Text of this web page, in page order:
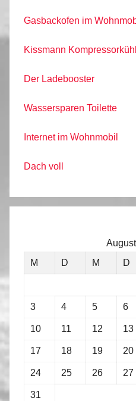
Gasbackofen im
Kissmann
Der Ladebooster
Wassersparen Toilette
Internet im Wohnmobil
Dach voll
M
D M D
3 4 5 6
10 11 12 13
17 18 19 20
24 25 26 27
31